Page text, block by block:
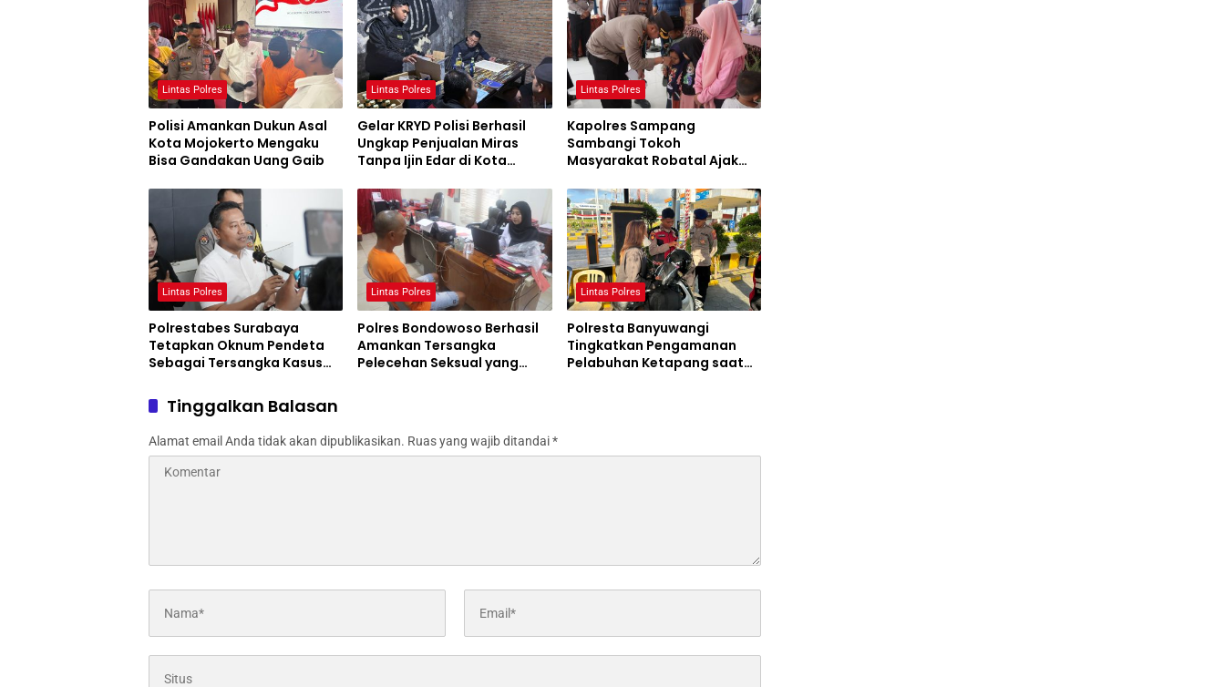
Lintas Polres
Polisi Amankan Dukun Asal
Kota Mojokerto Mengaku
Bisa Gandakan Uang Gaib
Lintas Polres
Gelar KRYD Polisi Berhasil
Ungkap Penjualan Miras
Tanpa Ijin Edar di Kota
Lintas Polres
Kapolres Sampang
Sambangi Tokoh
Masyarakat Robatal Ajak
Sejuk dan Damai
Lintas Polres
Polrestabes Surabaya
Tetapkan Oknum Pendeta
Sebagai Tersangka Kasus
Lintas Polres
Polres Bondowoso Berhasil
Amankan Tersangka
Pelecehan Seksual yang
Lintas Polres
Polresta Banyuwangi
Tingkatkan Pengamanan
Pelabuhan Ketapang saat
Tinggalkan Balasan
Alamat email Anda tidak akan dipublikasikan. Ruas yang wajib ditandai*